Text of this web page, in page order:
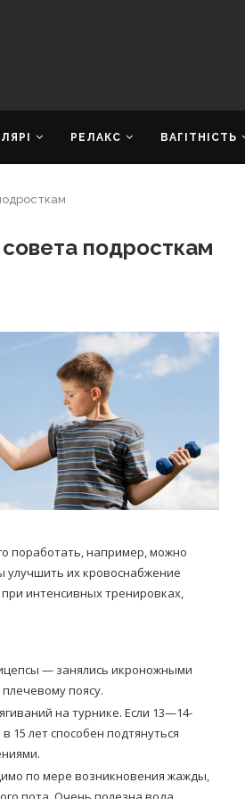
РЕЛАКС ВАГІТНІСТЬ
подросткам
поработать, например, можно
улучшить их кровоснабжение
интенсивных тренировках,
— занялись икроножными
поясу.
на турнике. Если 13—14-
15 лет способен подтянуться
по мере возникновения жажды,
Попробуйте рецепт
супа доктора
Моро, который без...